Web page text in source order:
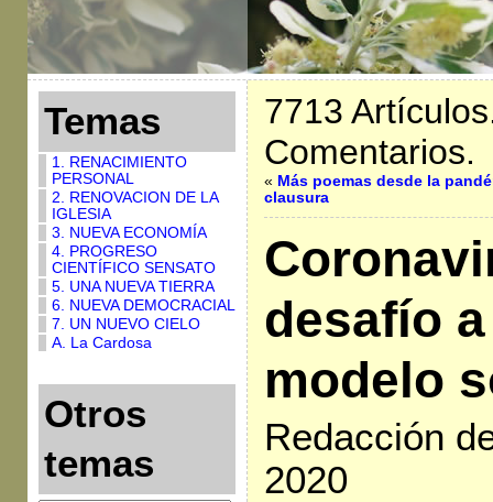
Temas
1. RENACIMIENTO
PERSONAL
2. RENOVACION DE LA
IGLESIA
3. NUEVA ECONOMÍA
4. PROGRESO
CIENTÍFICO SENSATO
5. UNA NUEVA TIERRA
6. NUEVA DEMOCRACIAL
7. UN NUEVO CIELO
A. La Cardosa
Otros
temas
7713
Comentarios.
« Más poemas desde la
clausura
desafío
modelo
Redacción
2020